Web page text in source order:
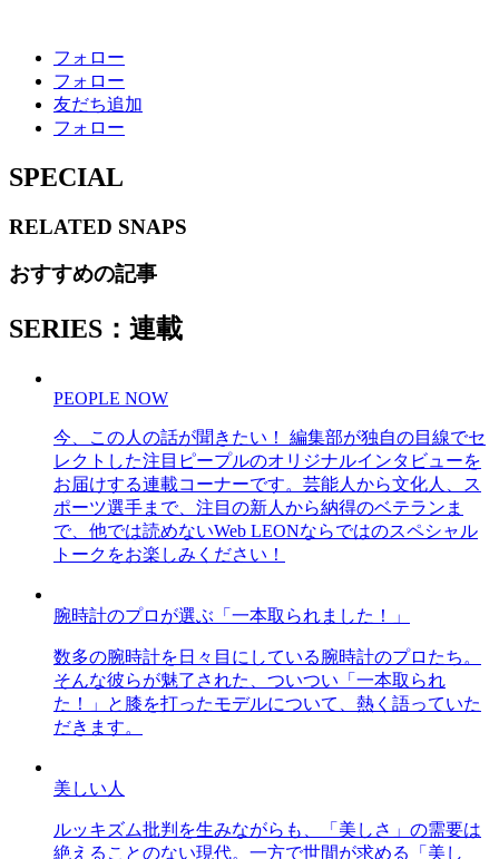
フォロー
フォロー
友だち追加
フォロー
SPECIAL
RELATED SNAPS
おすすめの記事
SERIES：連載
PEOPLE NOW
今、この人の話が聞きたい！ 編集部が独自の目線でセ
レクトした注目ピープルのオリジナルインタビューを
お届けする連載コーナーです。芸能人から文化人、ス
ポーツ選手まで、注目の新人から納得のベテランま
で、他では読めないWeb LEONならではのスペシャル
トークをお楽しみください！
腕時計のプロが選ぶ「一本取られました！」
数多の腕時計を日々目にしている腕時計のプロたち。
そんな彼らが魅了された、ついつい「一本取られ
た！」と膝を打ったモデルについて、熱く語っていた
だきます。
美しい人
ルッキズム批判を生みながらも、「美しさ」の需要は
絶えることのない現代。一方で世間が求める「美し